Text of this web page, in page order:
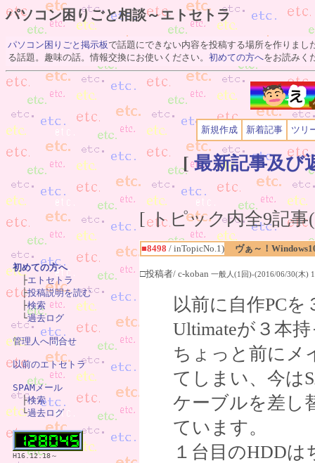
パソコン困りごと相談～エトセトラ
パソコン困りごと掲示板で話題にできない内容を投稿する場所を作りまし
る話題。趣味の話。情報交換にお使いください。 初めての方へをお読みく
新規作成 新着記事 ツリ
[最新記事及び
[ トピック内全9記
■8498 / inTopicNo.1) ヴぁ～！
□投稿者/ c-koban 一般人(1回)-(2016/06/30(木)
以前に自作PCを
Ultimateが３本
ちょっと前にメ
てしまい、今は
ケーブルを差し
ています。
１台目のHDD
初めての方へ
├エトセトラ
├投稿説明を読む
├検索
└過去ログ
管理人へ問合せ
以前のエトセトラ
SPAMメール
├検索
└過去ログ
H16.12.18～